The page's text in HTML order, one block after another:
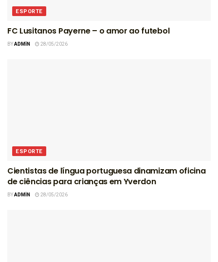
ESPORTE
FC Lusitanos Payerne – o amor ao futebol
BYADMIN 28/05/2026
ESPORTE
Cientistas de língua portuguesa dinamizam oficina
de ciências para crianças em Yverdon
BYADMIN 28/05/2026